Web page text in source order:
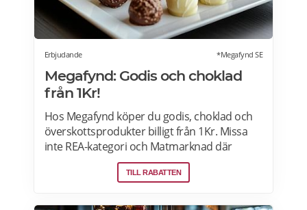
Erbjudande *Megafynd SE
Megafynd: Godis och choklad
från 1Kr!
Hos Megafynd köper du godis, choklad och
överskottsprodukter billigt från 1Kr. Missa
inte REA-kategori och Matmarknad där
Megafynd har hundratals aktuella
erbjudanden varje dag. Läs mer om
TILL RABATTEN